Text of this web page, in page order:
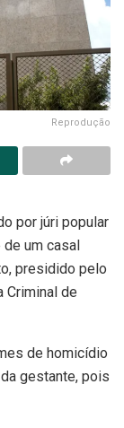
Reprodução
por júri popular
um casal
presidido pelo
Criminal de
de homicídio
gestante, pois